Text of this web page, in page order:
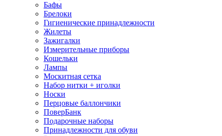
Бафы
Брелоки
Гигиенические принадлежности
Жилеты
Зажигалки
Измерительные приборы
Кошельки
Лампы
Москитная сетка
Набор нитки + иголки
Носки
Перцовые баллончики
ПоверБанк
Подарочные наборы
Принадлежности для обуви